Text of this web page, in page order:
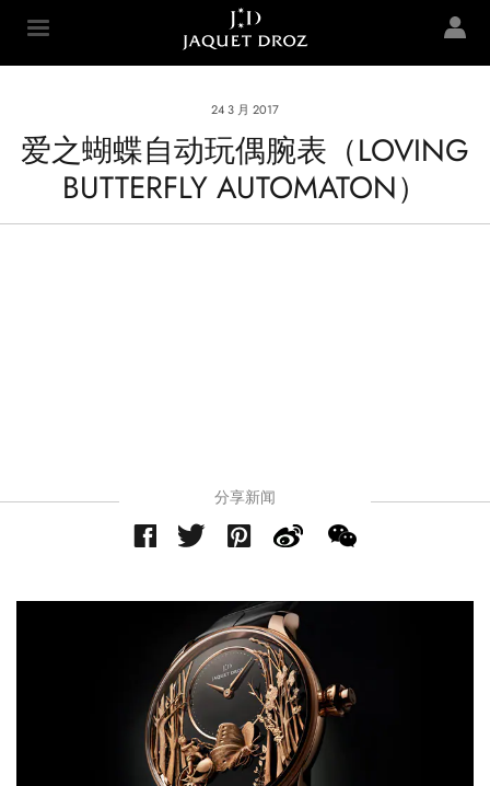
content
Jaquet Droz
24 3 月 2017
爱之蝴蝶自动玩偶腕表（LOVING
BUTTERFLY AUTOMATON）
分享新闻